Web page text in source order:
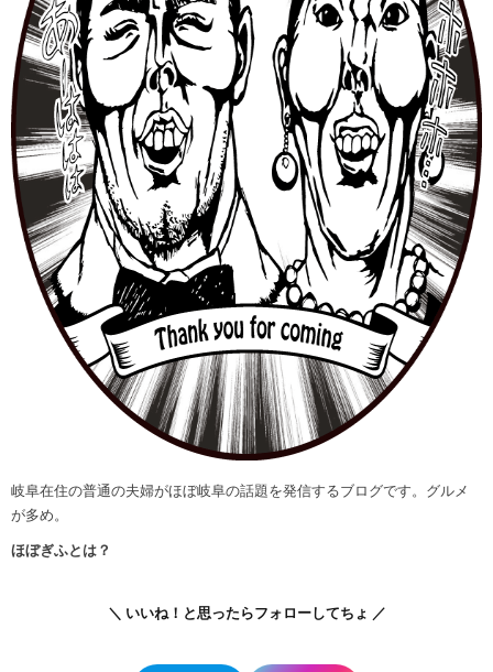
岐阜在住の普通の夫婦がほぼ岐阜の話題を発信するブログです。グルメ
が多め。
ほぼぎふとは？
＼ いいね！と思ったらフォローしてちょ ／